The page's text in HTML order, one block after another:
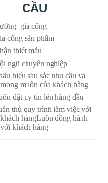
CẦU
gia công
công sản phẩm
thiết mẫu
ngũ chuyên nghiệp
hiểu sâu sắc nhu cầu và
mong muốn của khách hàng
đặt uy tín lên hàng đầu
thủ quy trình làm việc với
khách hàngLuôn đồng hành
với khách hàng